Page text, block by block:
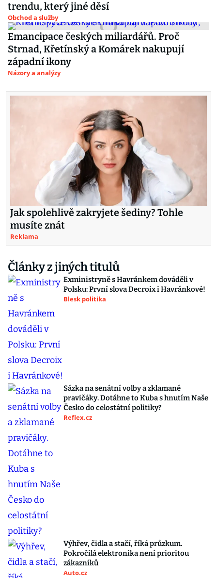
trendu, který jiné děsí
Obchod a služby
Emancipace českých miliardářů. Proč
Strnad, Křetínský a Komárek nakupují
západní ikony
Názory a analýzy
Jak spolehlivě zakryjete šediny? Tohle
musíte znát
Reklama
Články z jiných titulů
Exministryně s Havránkem dováděli v
Polsku: První slova Decroix i Havránkové!
Blesk politika
Sázka na senátní volby a zklamané
pravičáky. Dotáhne to Kuba s hnutím Naše
Česko do celostátní politiky?
Reflex.cz
Výhřev, čidla a stačí, říká průzkum.
Pokročilá elektronika není prioritou
zákazníků
Auto.cz